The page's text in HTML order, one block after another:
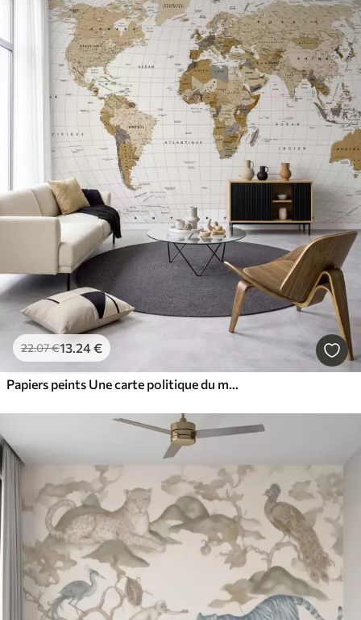
22.07€13.24€
Papiers peints Une carte politique du monde de couleur marron, avec des drapeaux en français